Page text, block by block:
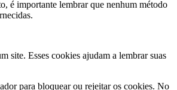
é importante lembrar que nenhum método
site. Esses cookies ajudam a lembrar suas
para bloquear ou rejeitar os cookies. No